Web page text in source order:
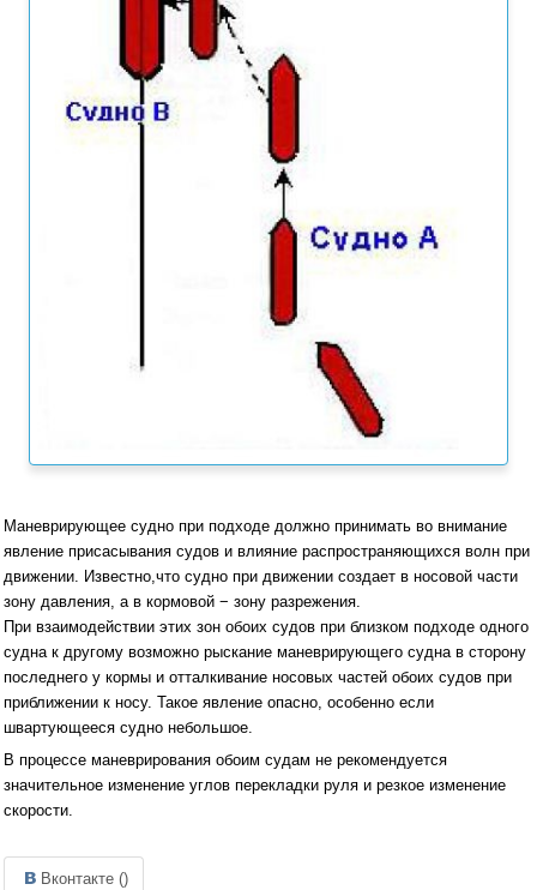
Маневрирующее судно при подходе должно принимать во внимание
явление присасывания судов и влияние распространяющихся волн при
движении. Известно,что судно при движении создает в носовой части
зону давления, а в кормовой − зону разрежения.
При взаимодействии этих зон обоих судов при близком подходе одного
судна к другому возможно рыскание маневрирующего судна в сторону
последнего у кормы и отталкивание носовых частей обоих судов при
приближении к носу. Такое явление опасно, особенно если
швартующееся судно небольшое.
В процессе маневрирования обоим судам не рекомендуется
значительное изменение углов перекладки руля и резкое изменение
скорости.
Вконтакте ()